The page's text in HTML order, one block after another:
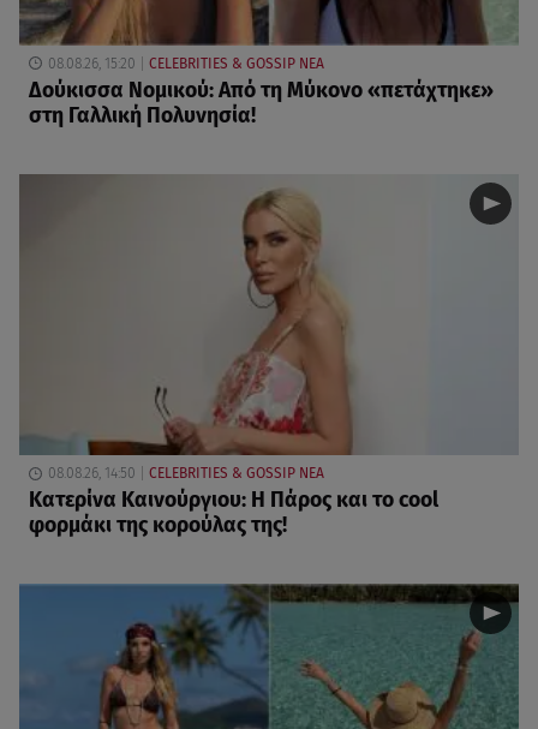
08.08.26, 15:20 CELEBRITIES & GOSSIP ΝΕΑ
Δούκισσα Νομικού: Από τη Μύκονο «πετάχτηκε»
στη Γαλλική Πολυνησία!
08.08.26, 14:50 CELEBRITIES & GOSSIP ΝΕΑ
Κατερίνα Καινούργιου: Η Πάρος και το cool
φορμάκι της κορούλας της!